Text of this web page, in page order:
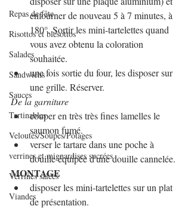
Repas de fête
Risottos et blésottos
Salades
Sandwichs
Sauces
Tartinables
Veloutés/Soupes/Potages
verrines et mignardises sucrées
Verrines salées
Viandes
enfourner de nouveau 5 à 7 minutes, à
180°. Sortir les mini-tartelettes quand
vous avez obtenu la coloration
souhaitée.
une fois sortie du four, les disposer sur
une grille. Réserver.
De la garniture
couper en très très fines lamelles le
saumon fumé.
verser le tartare dans une poche à
douille équipée d'une douille cannelée.
MONTAGE
disposer les mini-tartelettes sur un plat
de présentation.